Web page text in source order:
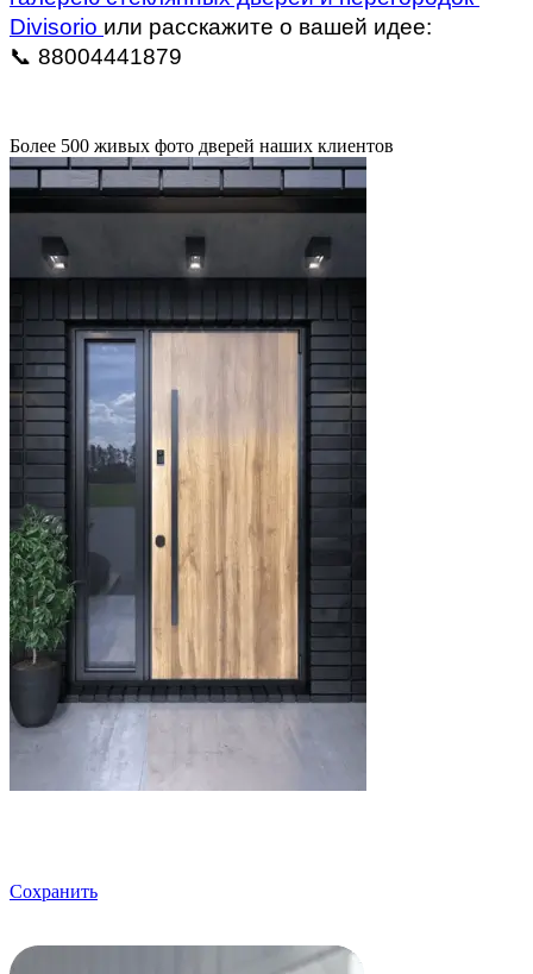
Divisorio или расскажите о вашей идее:
📞 88004441879
Более 500 живых фото дверей наших клиентов
Сохранить